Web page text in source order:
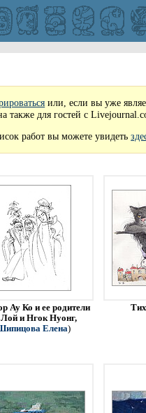
или, если вы уже
также для гостей с
работ вы можете увидеть
Ау Ко и ее родители
и Нгок Нуонг,
Елена)